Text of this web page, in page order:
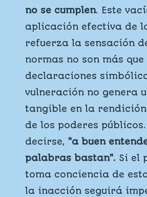
no se cumplen. Este
aplicación efectiva de
refuerza la sensación
normas no son más que
declaraciones
vulneración no genera
tangible en la rendición
de los poderes públicos.
decirse, "a buen
palabras bastan". Si el
toma conciencia de
la inacción seguirá